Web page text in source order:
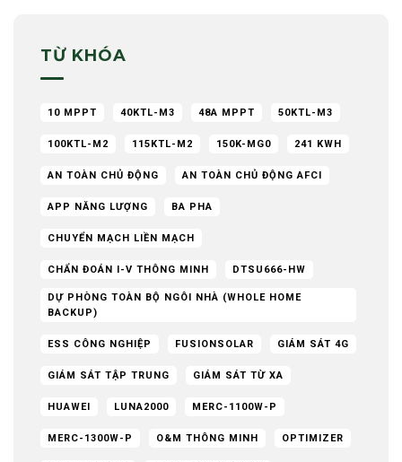
TỪ KHÓA
10 MPPT 40KTL-M3 48A MPPT 50KTL-M3
100KTL-M2 115KTL-M2 150K-MG0 241 KWH
AN TOÀN CHỦ ĐỘNG AN TOÀN CHỦ ĐỘNG AFCI
APP NĂNG LƯỢNG BA PHA
CHUYỂN MẠCH LIỀN MẠCH
CHẨN ĐOÁN I-V THÔNG MINH DTSU666-HW
DỰ PHÒNG TOÀN BỘ NGÔI NHÀ (WHOLE HOME
BACKUP)
ESS CÔNG NGHIỆP FUSIONSOLAR GIÁM SÁT 4G
GIÁM SÁT TẬP TRUNG GIÁM SÁT TỪ XA
HUAWEI LUNA2000 MERC-1100W-P
MERC-1300W-P O&M THÔNG MINH OPTIMIZER